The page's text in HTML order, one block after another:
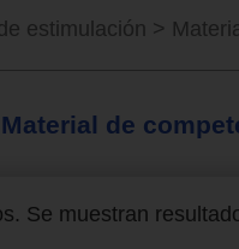
estimulación >
Material de
Se muestran